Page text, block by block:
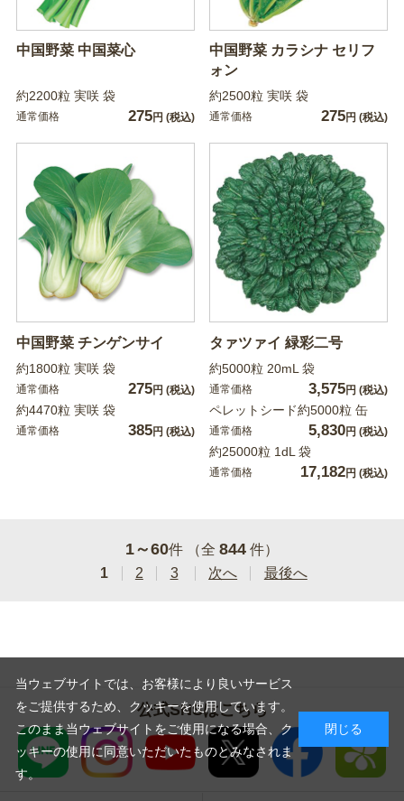
中国野菜 中国菜心
約2200粒 実咲 袋
通常価格 275円 (税込)
中国野菜 カラシナ セリフ
ォン
約2500粒 実咲 袋
通常価格 275円 (税込)
中国野菜 チンゲンサイ
約1800粒 実咲 袋
通常価格 275円 (税込)
約4470粒 実咲 袋
通常価格 385円 (税込)
タァツァイ 緑彩二号
約5000粒 20mL 袋
通常価格 3,575円 (税込)
ペレットシード約5000粒 缶
通常価格 5,830円 (税込)
約25000粒 1dL 袋
通常価格 17,182円 (税込)
1～60件 （全 844 件）
1
2 3 次へ 最後へ
公式SNSはこちら
当ウェブサイトでは、お客様により良いサービス
をご提供するため、クッキーを使用しています。
このまま当ウェブサイトをご使用になる場合、ク
ッキーの使用に同意いただいたものとみなされま
す。
閉じる